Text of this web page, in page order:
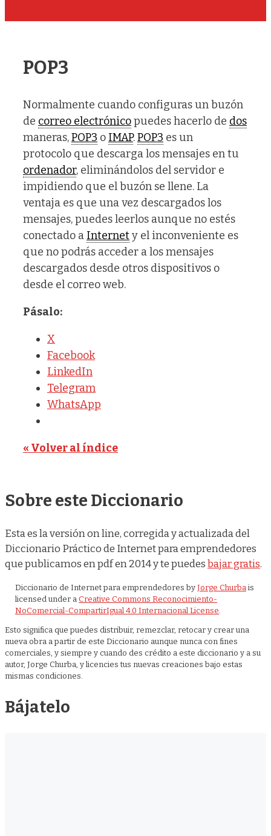
POP3
Normalmente cuando configuras un buzón
de correo electrónicopuedes hacerlo de dos
maneras,POP3 o IMAP.POP3 es un
protocolo que descarga los mensajes en tu
ordenador, eliminándolos del servidor e
impidiendo que el buzón se llene. La
ventaja es que una vez descargados los
mensajes, puedes leerlos aunque no estés
conectado a Internety el inconveniente es
que no podrás acceder a los mensajes
descargados desde otros dispositivos o
desde el correo web.
Pásalo:
X
Facebook
LinkedIn
Telegram
WhatsApp
« Volver al índice
Sobre este Diccionario
Esta es la versión on line, corregida y actualizada del
Diccionario Práctico de Internet para emprendedores
que publicamos en pdf en 2014 y te puedesbajar gratis.
Diccionario de Internet para emprendedores by Jorge Churba is
licensed under a Creative Commons Reconocimiento-
NoComercial-CompartirIgual 4.0 Internacional License
Esto significa que puedes distribuir, remezclar, retocar y crear una
nueva obra a partir de este Diccionario aunque nunca con fines
comerciales, y siempre y cuando des crédito a este diccionario y a su
autor, Jorge Churba, y licencies tus nuevas creaciones bajo estas
mismas condiciones.
Bájatelo